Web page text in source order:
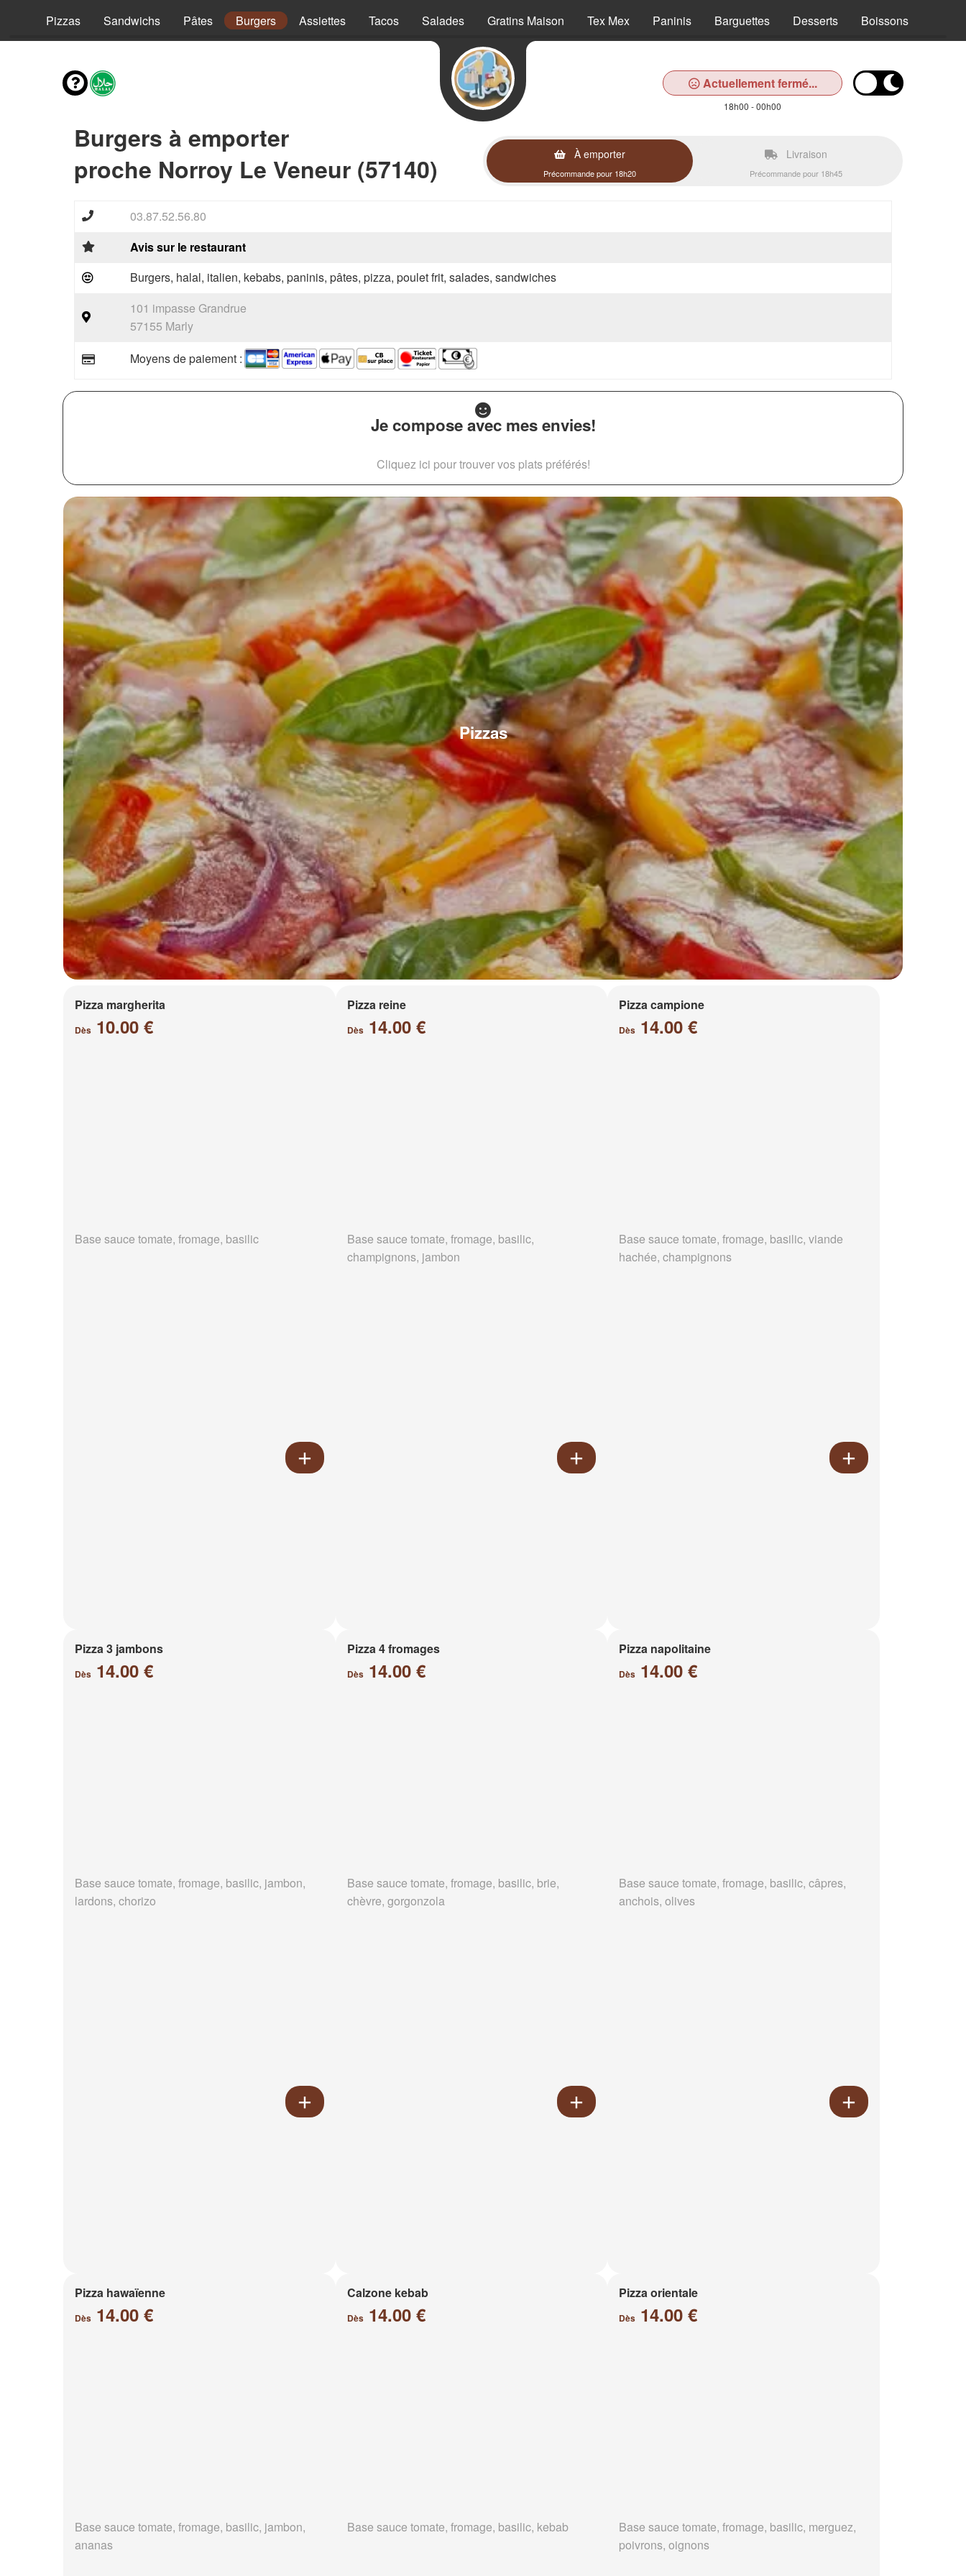
Pizzas Sandwichs Pâtes Burgers Assiettes Tacos Salades Gratins Maison Tex Mex Paninis Barguettes Desserts Boissons
Actuellement fermé...
18h00 - 00h00
Burgers à emporter
proche Norroy Le Veneur (57140)
À emporter
Précommande pour 18h20
Livraison
Précommande pour 18h45
03.87.52.56.80
Avis sur le restaurant
Burgers, halal, italien, kebabs, paninis, pâtes, pizza, poulet frit, salades, sandwiches
101 impasse Grandrue
57155 Marly
Moyens de paiement :
Je compose avec mes envies!
Cliquez ici pour trouver vos plats préférés!
Pizzas
Pizza margherita
Dès 10.00 €
Base sauce tomate, fromage, basilic
Pizza reine
Dès14.00 €
Base sauce tomate, fromage, basilic,
champignons, jambon
Pizza campione
Dès 14.00 €
Base sauce tomate, fromage, basilic, viande
hachée, champignons
Pizza 3 jambons
Dès 14.00 €
Base sauce tomate, fromage, basilic, jambon,
lardons, chorizo
Pizza 4 fromages
Dès14.00 €
Base sauce tomate, fromage, basilic, brie,
chèvre, gorgonzola
Pizza napolitaine
Dès 14.00 €
Base sauce tomate, fromage, basilic, câpres,
anchois, olives
Pizza hawaïenne
Dès 14.00 €
Base sauce tomate, fromage, basilic, jambon,
ananas
Calzone kebab
Dès14.00 €
Base sauce tomate, fromage, basilic, kebab
Pizza orientale
Dès 14.00 €
Base sauce tomate, fromage, basilic, merguez,
poivrons, oignons